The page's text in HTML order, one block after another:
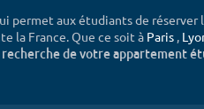
permet aux étudiants de réserver
la France. Que ce soit à Paris ,
recherche de votre appartement